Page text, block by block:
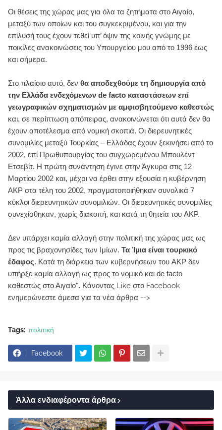
Οι θέσεις της χώρας μας για όλα τα ζητήματα στο Αιγαίο,
μεταξύ των οποίων και του συγκεκριμένου, και για την
επίλυσή τους έχουν τεθεί υπ’ όψιν της κοινής γνώμης με
ποικίλες ανακοινώσεις του Υπουργείου μου από το 1996 έως
και σήμερα.
Στο πλαίσιο αυτό, δεν θα αποδεχθούμε τη δημιουργία από
την Ελλάδα ενδεχόμενων de facto καταστάσεων επί
γεωγραφικών σχηματισμών με αμφισβητούμενο καθεστώς
και, σε περίπτωση απόπειρας, ανακοινώνεται ότι αυτά δεν θα
έχουν αποτέλεσμα από νομική σκοπιά. Οι διερευνητικές
συνομιλίες μεταξύ Τουρκίας – Ελλάδας έχουν ξεκινήσει από το
2002, επί Πρωθυπουργίας του συγχωρεμένου Μπουλέντ
Ετσεβίτ. Η πρώτη συνάντηση έγινε στην Άγκυρα στις 12
Μαρτίου 2002 και, μέχρι να έρθει στην εξουσία η κυβέρνηση
AKP στα τέλη του 2002, πραγματοποιήθηκαν συνολικά 7
κύκλοι διερευνητικών συνομιλιών. Οι διερευνητικές συνομιλίες
συνεχίσθηκαν, χωρίς διακοπή, και κατά τη θητεία του AKP.
Δεν υπάρχει καμία αλλαγή στην πολιτική της χώρας μας ως
προς τις βραχονησίδες των Ιμίων. Τα Ίμια είναι τουρκικό
έδαφος. Κατά τη διάρκεια των κυβερνήσεων του AKP δεν
υπήρξε καμία αλλαγή ως προς το νομικό και de facto
καθεστώς στο Αιγαίο". Κάνοντας Like στο Facebook
ενημερώνεστε άμεσα για τα νέα άρθρα -->
Tags: πολιτική
Facebook
Άλλα ενδιαφέροντα άρθρα